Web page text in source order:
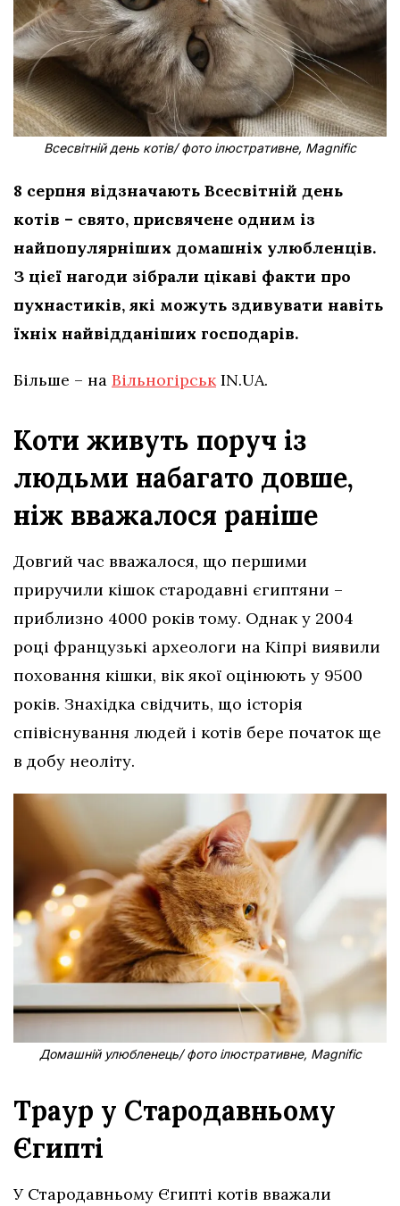
Всесвітній день котів/ фото ілюстративне, Magnific
8 серпня відзначають Всесвітній день
котів – свято, присвячене одним із
найпопулярніших домашніх улюбленців.
З цієї нагоди зібрали цікаві факти про
пухнастиків, які можуть здивувати навіть
їхніх найвідданіших господарів.
Більше – на ВільногірськIN.UA.
Коти живуть поруч із
людьми набагато довше,
ніж вважалося раніше
Довгий час вважалося, що першими
приручили кішок стародавні єгиптяни –
приблизно 4000 років тому. Однак у 2004
році французькі археологи на Кіпрі виявили
поховання кішки, вік якої оцінюють у 9500
років. Знахідка свідчить, що історія
співіснування людей і котів бере початок ще
в добу неоліту.
Домашній улюбленець/ фото ілюстративне, Magnific
Траур у Стародавньому
Єгипті
У Стародавньому Єгипті котів вважали